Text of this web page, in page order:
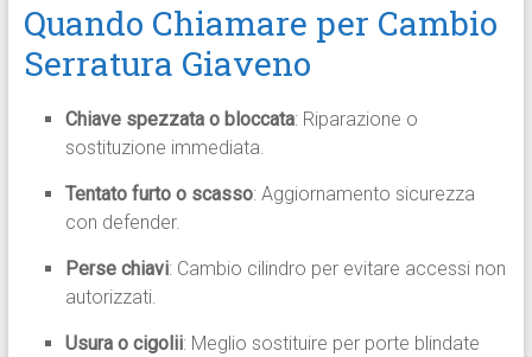
Quando Chiamare per Cambio
Serratura Giaveno
Chiave spezzata o bloccata: Riparazione o
sostituzione immediata.
Tentato furto o scasso: Aggiornamento sicurezza
con defender.
Perse chiavi: Cambio cilindro per evitare accessi non
autorizzati.
Usura o cigolii: Meglio sostituire per porte blindate